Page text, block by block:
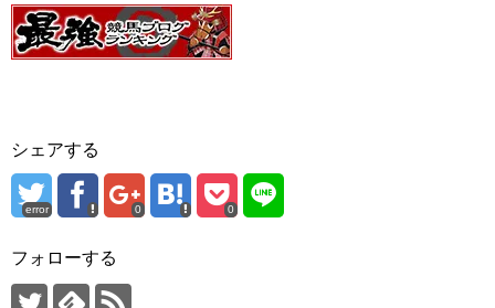
シェアする
error 0 0
フォローする